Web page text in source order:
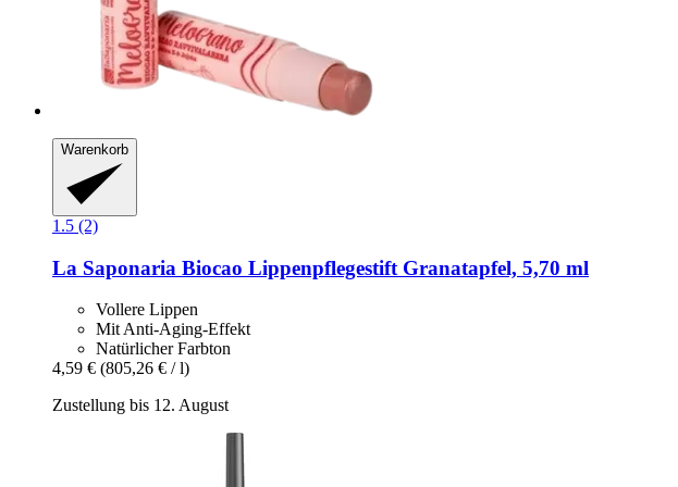
Warenkorb
1.5 (2)
La Saponaria Biocao Lippenpflegestift Granatapfel, 5,70 ml
Vollere Lippen
Mit Anti-Aging-Effekt
Natürlicher Farbton
4,59 € (805,26 € / l)
Zustellung bis 12. August